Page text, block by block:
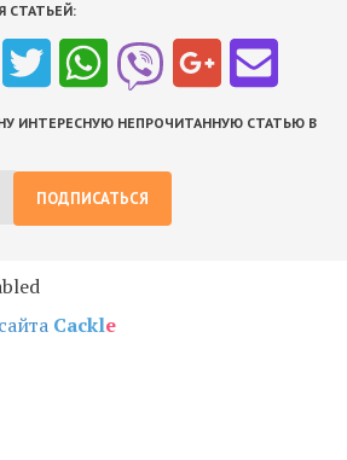
СТАТЬЕЙ:
ИНТЕРЕСНУЮ НЕПРОЧИТАННУЮ СТАТЬЮ В
ПОДПИСАТЬСЯ
Cackle